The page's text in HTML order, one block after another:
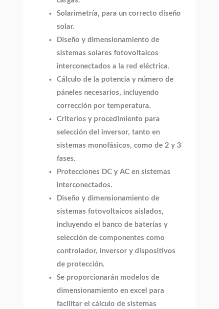
Solarimetría, para un correcto diseño
solar.
Diseño y dimensionamiento de
sistemas solares fotovoltaicos
interconectados a la red eléctrica.
Cálculo de la potencia y número de
páneles necesarios, incluyendo
corrección por temperatura.
Criterios y procedimiento para
selección del inversor, tanto en
sistemas monofásicos, como de 2 y 3
fases.
Protecciones DC y AC en sistemas
interconectados.
Diseño y dimensionamiento de
sistemas fotovoltaicos aislados,
incluyendo el banco de baterías y
selección de componentes como
controlador, inversor y dispositivos
de protección.
Se proporcionarán modelos de
dimensionamiento en excel para
facilitar el cálculo de sistemas